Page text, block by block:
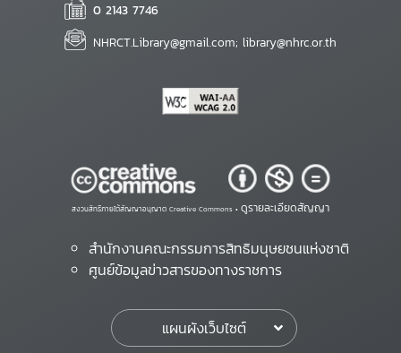
0 2143 7746
NHRCT.Library@gmail.com; library@nhrc.or.th
สงวนสิทธิ์ภายใต้สัญญาอนุญาต Creative Commons • ดูรายละเอียดสัญญา
สำนักงานคณะกรรมการสิทธิมนุษยชนแห่งชาติ
ศูนย์ข้อมูลข่าวสารของทางราชการ
แผนผังเว็บไซต์